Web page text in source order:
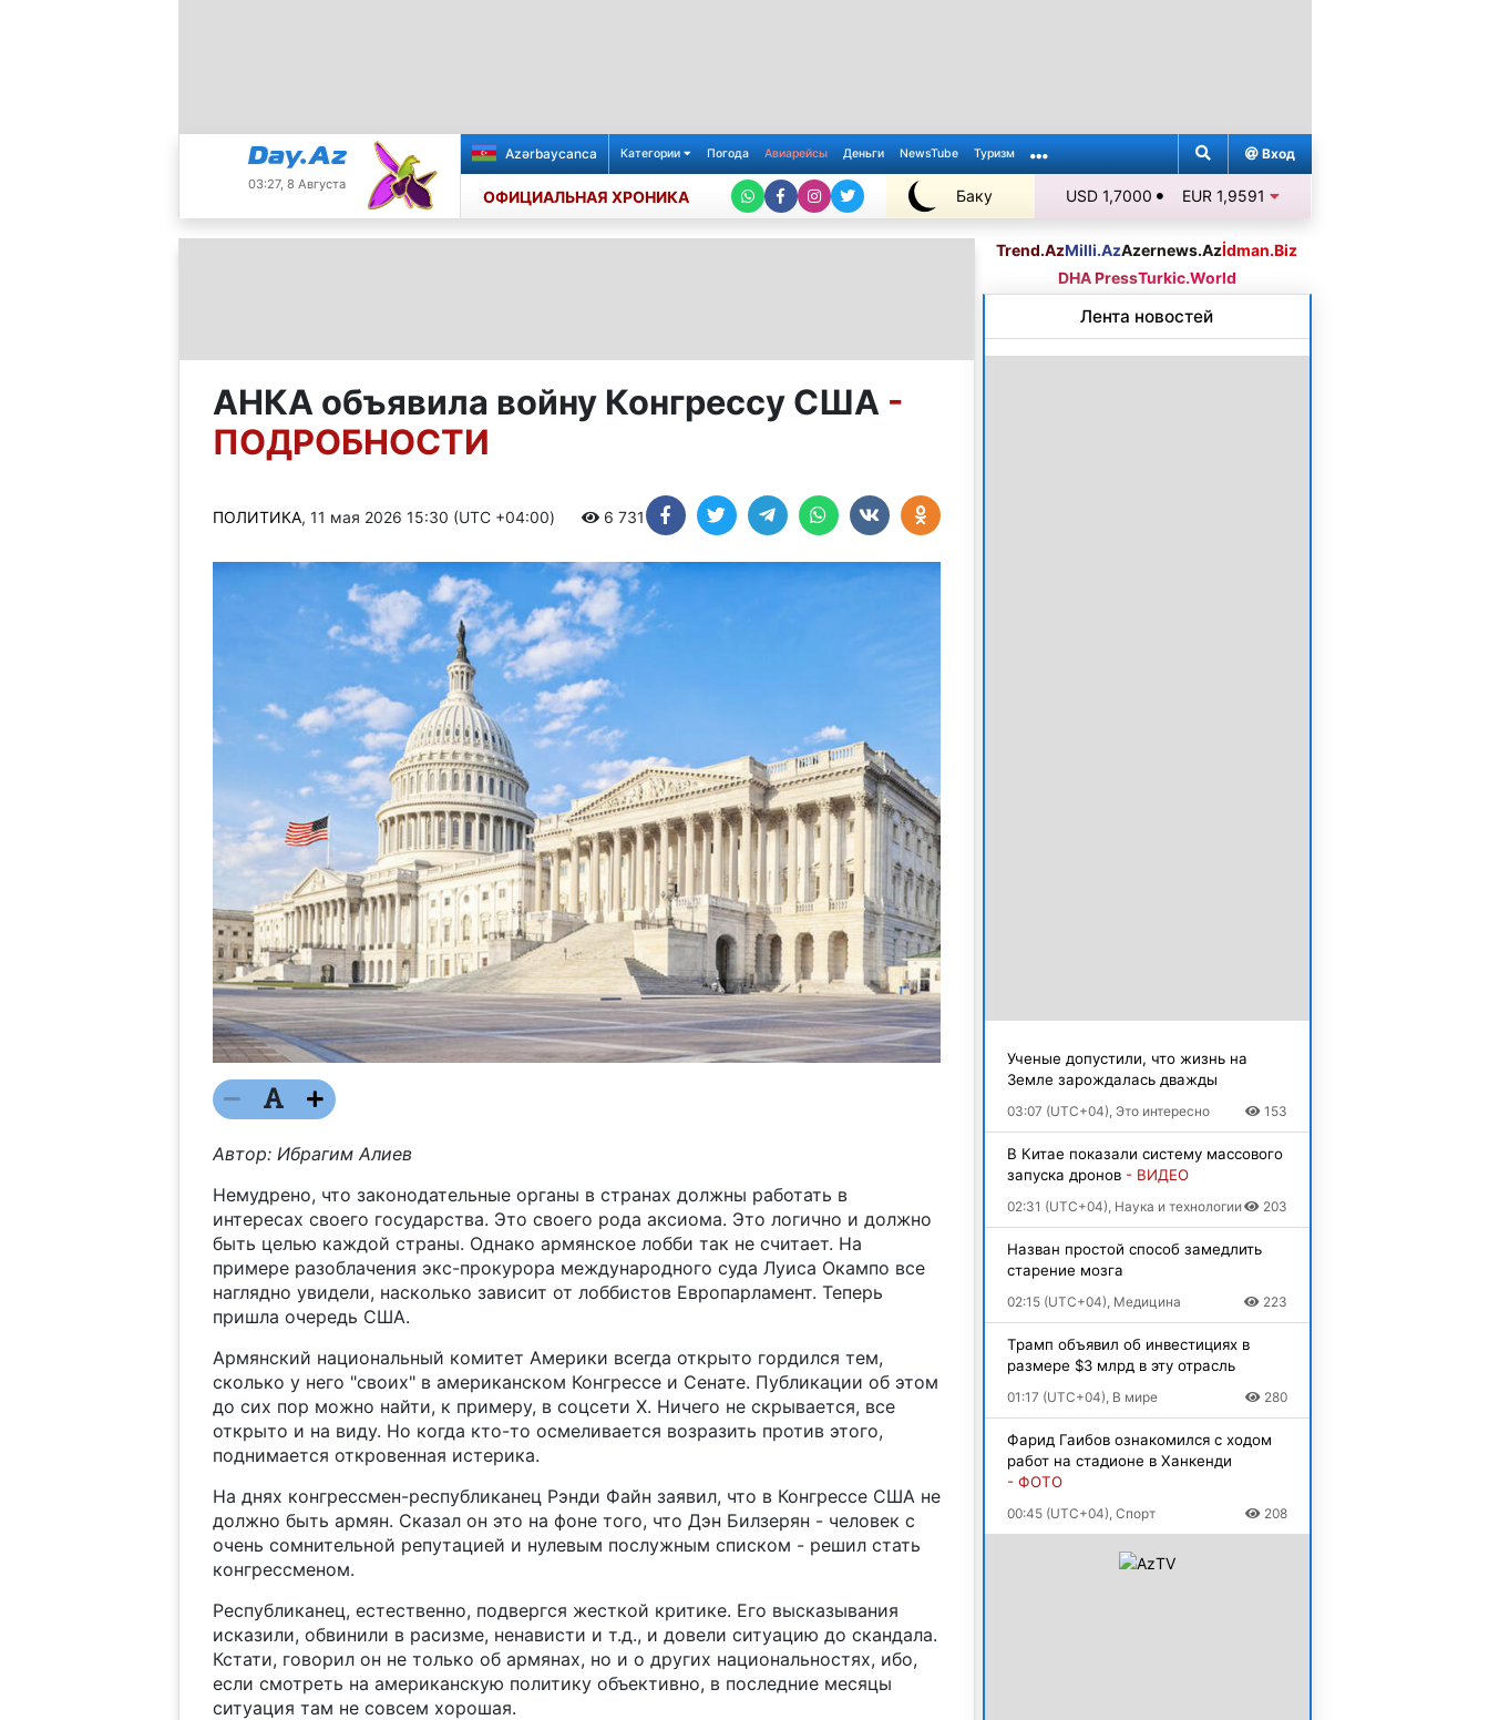
03:27, 8 Августа
Azərbaycanca Категории Погода Авиарейсы Деньги NewsTube Туризм Вход
ОФИЦИАЛЬНАЯ ХРОНИКА Баку
+25℃
USD 1,7000 EUR 1,9591
АНКА объявила войну Конгрессу США -
ПОДРОБНОСТИ
ПОЛИТИКА, 11 мая 2026 15:30 (UTC +04:00) 6 731
Автор: Ибрагим Алиев
Немудрено, что законодательные органы в странах должны работать в
интересах своего государства. Это своего рода аксиома. Это логично и должно
быть целью каждой страны. Однако армянское лобби так не считает. На
примере разоблачения экс-прокурора международного суда Луиса Окампо все
наглядно увидели, насколько зависит от лоббистов Европарламент. Теперь
пришла очередь США.
Армянский национальный комитет Америки всегда открыто гордился тем,
сколько у него "своих" в американском Конгрессе и Сенате. Публикации об этом
до сих пор можно найти, к примеру, в соцсети Х. Ничего не скрывается, все
открыто и на виду. Но когда кто-то осмеливается возразить против этого,
поднимается откровенная истерика.
На днях конгрессмен-республиканец Рэнди Файн заявил, что в Конгрессе США не
должно быть армян. Сказал он это на фоне того, что Дэн Билзерян - человек с
очень сомнительной репутацией и нулевым послужным списком - решил стать
конгрессменом.
Республиканец, естественно, подвергся жесткой критике. Его высказывания
исказили, обвинили в расизме, ненависти и т.д., и довели ситуацию до скандала.
Кстати, говорил он не только об армянах, но и о других национальностях, ибо,
если смотреть на американскую политику объективно, в последние месяцы
ситуация там не совсем хорошая.
Trend.AzMilli.AzAzernews.Azİdman.Biz
DHA PressTurkic.World
Лента новостей
Ученые допустили, что жизнь на
Земле зарождалась дважды
03:07 (UTC+04), Это интересно 153
В Китае показали систему массового
запуска дронов - ВИДЕО
02:31 (UTC+04), Наука и технологии 203
Назван простой способ замедлить
старение мозга
02:15 (UTC+04), Медицина 223
Трамп объявил об инвестициях в
размере $3 млрд в эту отрасль
01:17 (UTC+04), В мире 280
Фарид Гаибов ознакомился с ходом
работ на стадионе в Ханкенди
- ФОТО
00:45 (UTC+04), Спорт 208